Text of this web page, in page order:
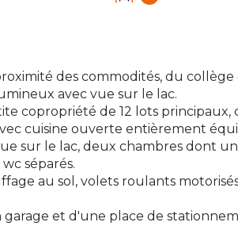
des commodités, du
avec vue sur le lac.
copropriété de 12 lots principaux,
cuisine ouverte entièrement
sur le lac, deux chambres dont
séparés.
au sol, volets roulants
et d'une place de